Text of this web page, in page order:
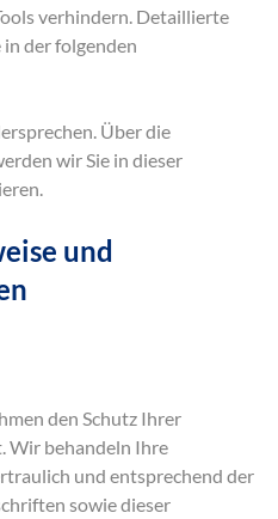
verhindern. Detaillierte
der folgenden
Über die
wir Sie in dieser
und
den Schutz Ihrer
Wir behandeln Ihre
und entsprechend der
sowie dieser